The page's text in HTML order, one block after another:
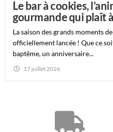
Le bar à cookies,
gourmande qui plaît
La saison des grands moments
officiellement lancée ! Que ce
baptême, un anniversaire...
17 juillet 2026